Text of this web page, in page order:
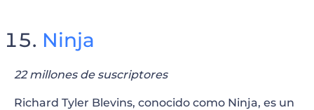
Ninja
22 millones de suscriptores
Richard Tyler Blevins, conocido como Ninja, es un